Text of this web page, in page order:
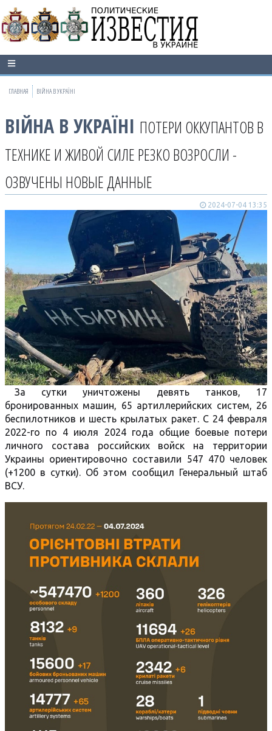
ГЛАВНАЯ ВІЙНА В УКРАЇНІ
ВІЙНА В УКРАЇНІ ПОТЕРИ ОККУПАНТОВ В
ТЕХНИКЕ И ЖИВОЙ СИЛЕ РЕЗКО ВОЗРОСЛИ -
ОЗВУЧЕНЫ НОВЫЕ ДАННЫЕ
2024-07-04 13:35
За сутки уничтожены девять танков, 17
бронированных машин, 65 артиллерийских систем, 26
беспилотников и шесть крылатых ракет. С 24 февраля
2022-го по 4 июля 2024 года общие боевые потери
личного состава российских войск на территории
Украины ориентировочно составили 547 470 человек
(+1200 в сутки). Об этом сообщил Генеральный штаб
ВСУ.